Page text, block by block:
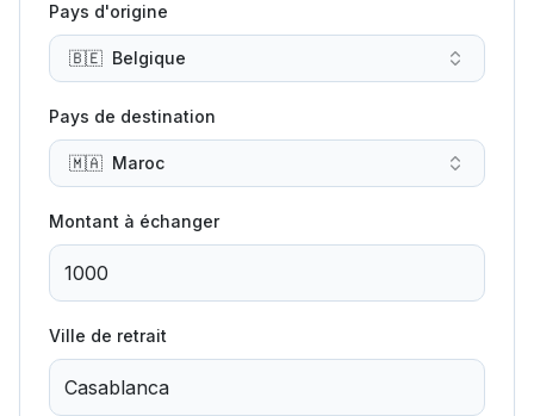
Pays d'origine
🇧🇪 Belgique
Pays de destination
🇲🇦 Maroc
Montant à échanger
Ville de retrait